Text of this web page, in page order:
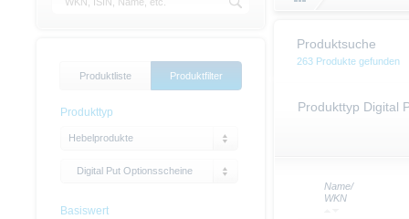
Produktsuche
263 Produkte gefunden
Produkttyp Digital
Name/
WKN
Produktliste Produktfilter
Produkttyp
Hebelprodukte
Digital Put Optionsscheine
Basiswert